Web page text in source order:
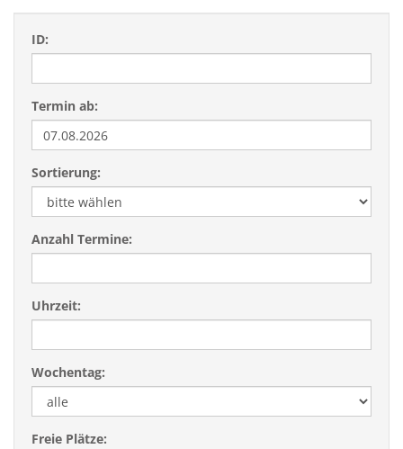
ID:
Termin ab:
Sortierung:
Anzahl Termine:
Uhrzeit:
Wochentag:
Freie Plätze: